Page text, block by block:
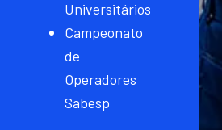
Universitários
Campeonato
de
Operadores
Sabesp